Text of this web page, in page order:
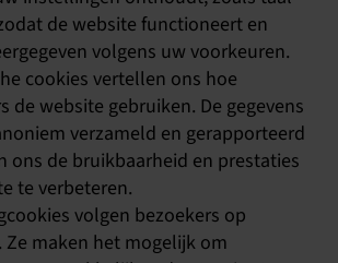
de website functioneert en
volgens uw voorkeuren.
cookies vertellen ons hoe
de website gebruiken. De gegevens
verzameld en gerapporteerd
ons de bruikbaarheid en prestaties
te verbeteren.
volgen bezoekers op
Ze maken het mogelijk om